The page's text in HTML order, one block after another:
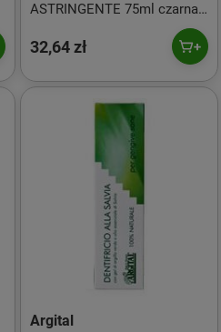
ASTRINGENTE 75ml czarna z
32,64 zł
Argital